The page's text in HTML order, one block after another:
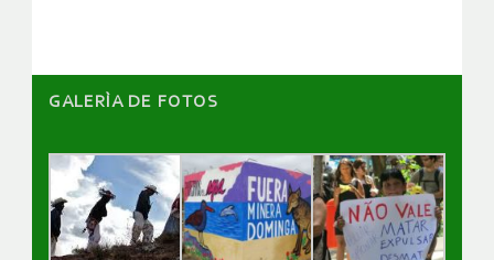
GALERÌA DE FOTOS